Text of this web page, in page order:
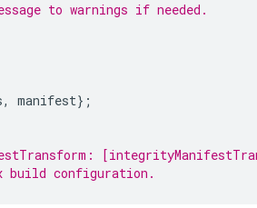
to warnings if needed.
, manifest};
build configuration.